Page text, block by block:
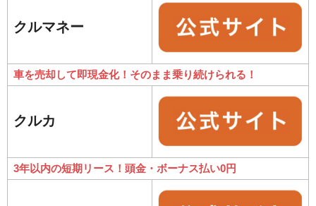
クルマネー
車を売却して即現金化！そのまま乗り続けられる！
クルカ
3年以内の短期リース！頭金・ボーナス払い0円